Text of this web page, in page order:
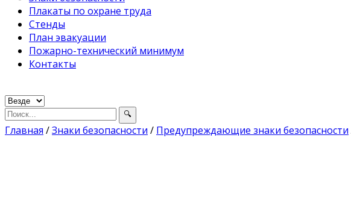
Плакаты по охране труда
Стенды
План эвакуации
Пожарно-технический минимум
Контакты
Главная /Знаки безопасности / Предупреждающие знаки безопасности